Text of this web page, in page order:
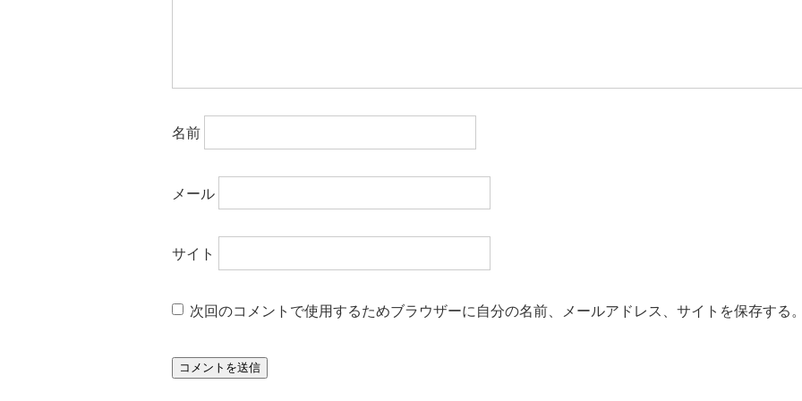
名前
メール
サイト
次回のコメントで使用するためブラウザーに自分の名前、メールアドレス、サイトを保存する